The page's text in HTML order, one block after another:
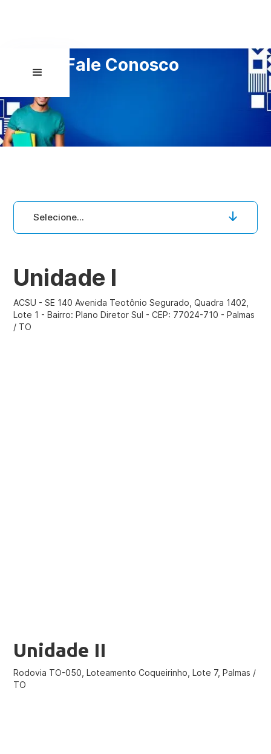
Fale Conosco
Selecione...
Unidade I
ACSU - SE 140 Avenida Teotônio Segurado, Quadra 1402,
Lote 1 - Bairro: Plano Diretor Sul - CEP: 77024-710 - Palmas
/ TO
Unidade II
Rodovia TO-050, Loteamento Coqueirinho, Lote 7, Palmas /
TO